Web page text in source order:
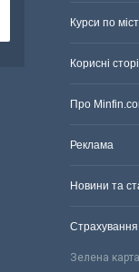
Курси по
Корисні
Про
Реклама
Новини та
Страхування
Зелена